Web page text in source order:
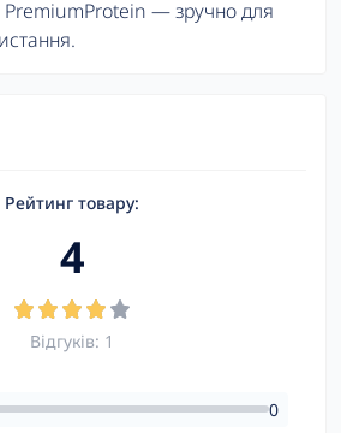
PremiumProtein — зручно для
Рейтинг товару:
4
Відгуків: 1
0